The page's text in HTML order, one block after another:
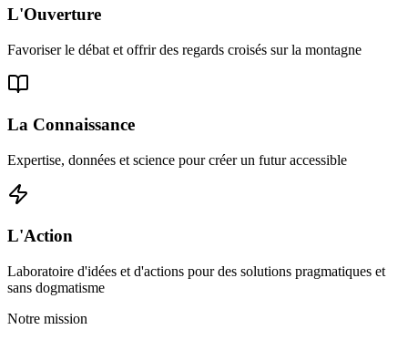
L'Ouverture
Favoriser le débat et offrir des regards croisés sur la montagne
La Connaissance
Expertise, données et science pour créer un futur accessible
L'Action
Laboratoire d'idées et d'actions pour des solutions pragmatiques et
sans dogmatisme
Notre mission